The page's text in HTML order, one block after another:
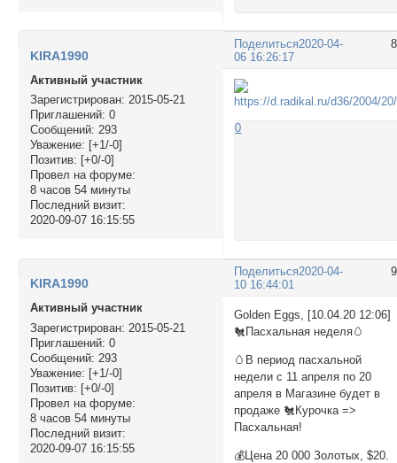
Поделиться2020-04-
06 16:26:17
KIRA1990
Активный участник
Зарегистрирован: 2015-05-21
Приглашений: 0
Сообщений: 293
Уважение: [+1/-0]
Позитив: [+0/-0]
Провел на форуме:
8 часов 54 минуты
Последний визит:
2020-09-07 16:15:55
0
Поделиться2020-04-
10 16:44:01
KIRA1990
Активный участник
Зарегистрирован: 2015-05-21
Приглашений: 0
Сообщений: 293
Уважение: [+1/-0]
Позитив: [+0/-0]
Провел на форуме:
8 часов 54 минуты
Последний визит:
2020-09-07 16:15:55
Golden Eggs, [10.04.20 12:06]
🐔Пасхальная неделя🥚
🥚В период пасхальной
недели с 11 апреля по 20
апреля в Магазине будет в
продаже 🐔Курочка =>
Пасхальная!
💰Цена 20 000 Золотых, $20.